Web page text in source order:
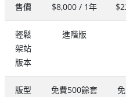
售價 $8,000 / 1年
輕鬆
架站
版本
進階版
版型
免費500餘套